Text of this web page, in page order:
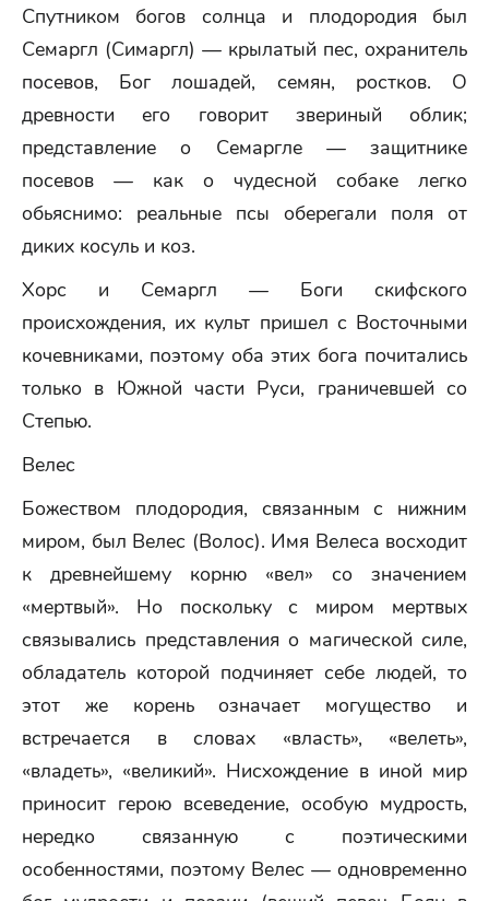
Спутником богов солнца и плодородия был
Семаргл (Симаргл) — крылатый пес, охранитель
посевов, Бог лошадей, семян, ростков. О
древности его говорит звериный облик;
представление о Семаргле — защитнике
посевов — как о чудесной собаке легко
обьяснимо: реальные псы оберегали поля от
диких косуль и коз.
Хорс и Семаргл — Боги скифского
происхождения, их культ пришел с Восточными
кочевниками, поэтому оба этих бога почитались
только в Южной части Руси, граничевшей со
Степью.
Велес
Божеством плодородия, связанным с нижним
миром, был Велес (Волос). Имя Велеса восходит
к древнейшему корню «вел» со значением
«мертвый». Но поскольку с миром мертвых
связывались представления о магической силе,
обладатель которой подчиняет себе людей, то
этот же корень означает могущество и
встречается в словах «власть», «велеть»,
«владеть», «великий». Нисхождение в иной мир
приносит герою всеведение, особую мудрость,
нередко связанную с поэтическими
особенностями, поэтому Велес — одновременно